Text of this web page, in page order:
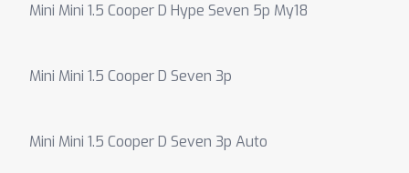
Mini Mini 1.5 Cooper D Hype Seven 5p My18
Mini Mini 1.5 Cooper D Seven 3p
Mini Mini 1.5 Cooper D Seven 3p Auto